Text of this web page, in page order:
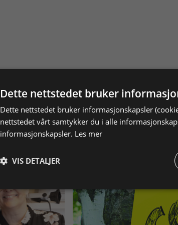
Dette nettstedet bruker
Dette nettstedet bruker informasjonskapsler
nettstedet vårt samtykker du i alle
informasjonskapsler. Les mer
VIS DETALJER